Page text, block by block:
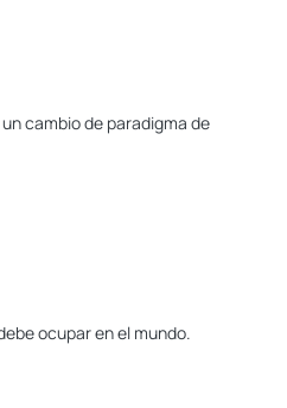
cambio de paradigma de
ocupar en el mundo.